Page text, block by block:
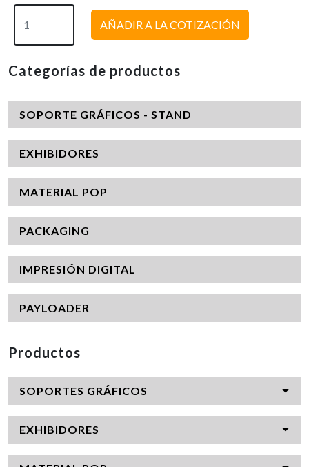
AÑADIR A LA COTIZACIÓN
Categorías de productos
SOPORTE GRÁFICOS - STAND
EXHIBIDORES
MATERIAL POP
PACKAGING
IMPRESIÓN DIGITAL
PAYLOADER
Productos
SOPORTES GRÁFICOS
EXHIBIDORES